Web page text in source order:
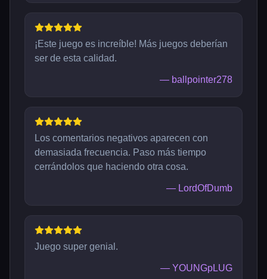
¡Este juego es increíble! Más juegos deberían
ser de esta calidad.
— ballpointer278
Los comentarios negativos aparecen con
demasiada frecuencia. Paso más tiempo
cerrándolos que haciendo otra cosa.
— LordOfDumb
Juego super genial.
— YOUNGpLUG